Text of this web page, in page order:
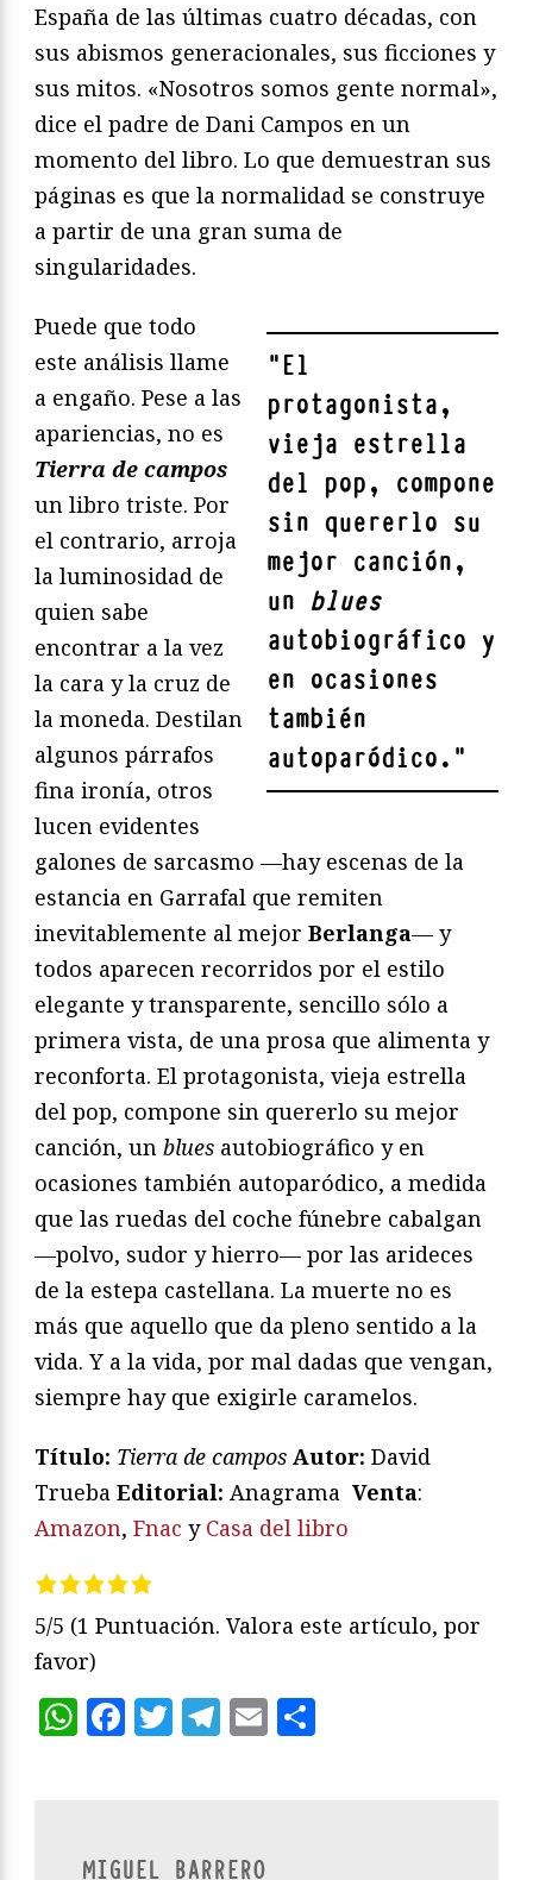
España de las últimas cuatro décadas, con
sus abismos generacionales, sus ficciones y
sus mitos. «Nosotros somos gente normal»,
dice el padre de Dani Campos en un
momento del libro. Lo que demuestran sus
páginas es que la normalidad se construye
a partir de una gran suma de
singularidades.
"El
protagonista,
vieja estrella
del pop, compone
sin quererlo su
mejor canción,
un blues
autobiográfico y
en ocasiones
también
autoparódico. "
Puede que todo
este análisis llame
a engaño. Pese a las
apariencias, no es
Tierra de campos
un libro triste. Por
el contrario, arroja
la luminosidad de
quien sabe
encontrar a la vez
la cara y la cruz de
la moneda. Destilan
algunos párrafos
fina ironía, otros
lucen evidentes
galones de sarcasmo —hay escenas de la
estancia en Garrafal que remiten
inevitablemente al mejor Berlanga— y
todos aparecen recorridos por el estilo
elegante y transparente, sencillo sólo a
primera vista, de una prosa que alimenta y
reconforta. El protagonista, vieja estrella
del pop, compone sin quererlo su mejor
canción, un blues autobiográfico y en
ocasiones también autoparódico, a medida
que las ruedas del coche fúnebre cabalgan
—polvo, sudor y hierro— por las arideces
de la estepa castellana. La muerte no es
más que aquello que da pleno sentido a la
vida. Y a la vida, por mal dadas que vengan,
siempre hay que exigirle caramelos.
Título: Tierra de campos Autor: David
Trueba Editorial: Anagrama Venta:
Amazon, Fnac y Casa del libro
5/5 (1 Puntuación. Valora este artículo, por
favor)
WhatsApp
Facebook
Twitter
Telegram
Email
MIGUEL BARRERO